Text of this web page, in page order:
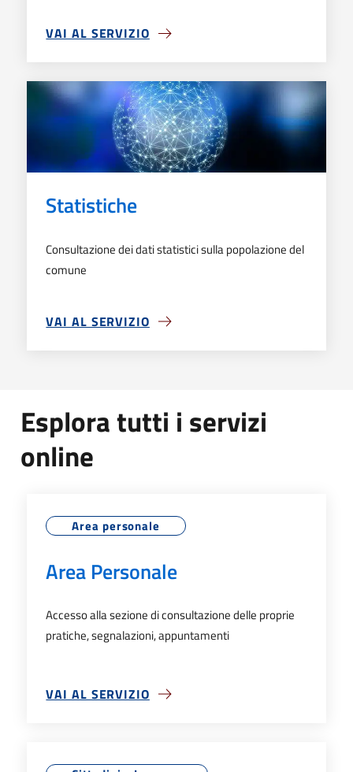
VAI AL SERVIZIO
SU TRASPARENZA
Statistiche
Consultazione dei dati statistici sulla popolazione del
comune
VAI AL SERVIZIO
SU STATISTICHE
Esplora tutti i servizi
online
Area personale
Area Personale
Accesso alla sezione di consultazione delle proprie
pratiche, segnalazioni, appuntamenti
VAI AL SERVIZIO
SU AREA PERSONALE